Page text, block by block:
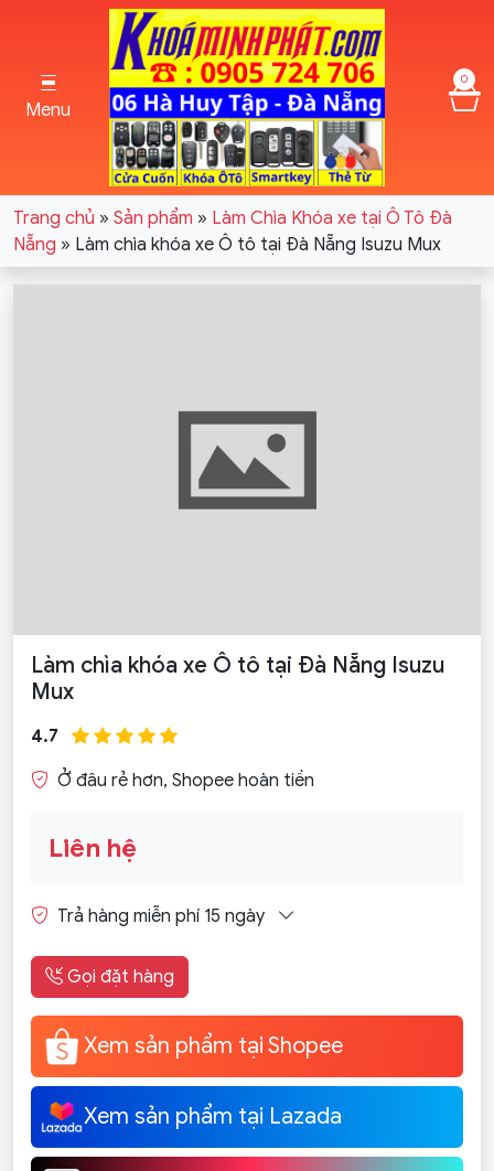
Menu
0
Trang chủ » Sản phẩm » Làm Chìa Khóa xe tại Ô Tô Đà
Nẵng » Làm chìa khóa xe Ô tô tại Đà Nẵng Isuzu Mux
Làm chìa khóa xe Ô tô tại Đà Nẵng Isuzu
Mux
4.7
Ở đâu rẻ hơn, Shopee hoàn tiền
Liên hệ
Trả hàng miễn phí 15 ngày
Gọi đặt hàng
Xem sản phẩm tại Shopee
Xem sản phẩm tại Lazada